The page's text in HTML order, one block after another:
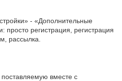
- «Дополнительные
просто регистрация, регистрация
рассылка.
вместе с